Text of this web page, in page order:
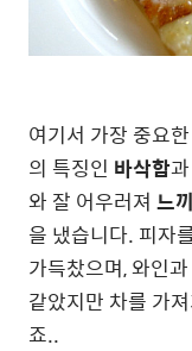
여기서 가장 중요
의 특징인 바삭함과
와 잘 어우러져 느
을 냈습니다. 피자
가득찼으며, 와인
같았지만 차를 가
죠..